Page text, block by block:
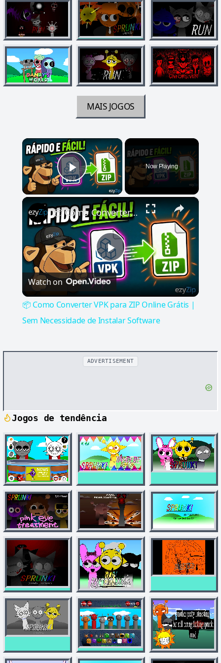
MAIS JOGOS
×
Play Video
Now Playing
×
Play
Video
📦 Como Converter VPK para ZIP Online Grátis | Sem Necessidade de Instalar Software
Watch on
📦 Como Converter VPK para ZIP Online Grátis |
Sem Necessidade de Instalar Software
ADVERTISEMENT
Jogos de tendência